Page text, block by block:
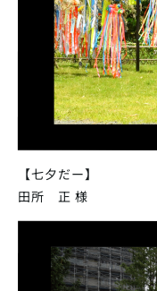
【七夕だー】
田所 正 様